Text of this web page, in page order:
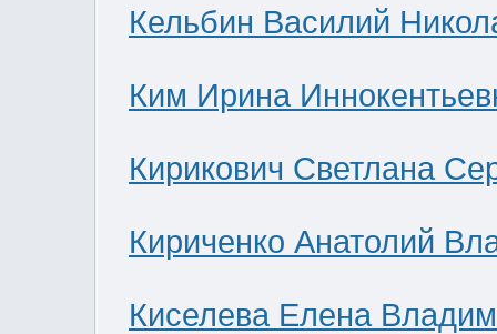
Кельбин Василий
Ким Ирина
Кирикович Светлана
Кириченко Анатолий
Киселева Елена